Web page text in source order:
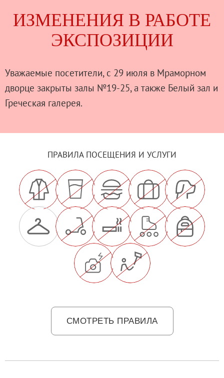
ИЗМЕНЕНИЯ В РАБОТЕ
ЭКСПОЗИЦИИ
Уважаемые посетители, с 29 июля в Мраморном
дворце закрыты залы №19-25, а также Белый зал и
Греческая галерея.
ПРАВИЛА ПОСЕЩЕНИЯ И УСЛУГИ
СМОТРЕТЬ ПРАВИЛА